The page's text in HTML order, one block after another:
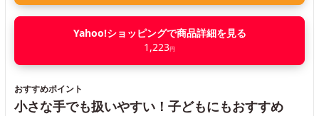
Yahoo!ショッピングで商品詳細を見る
1,223円
おすすめポイント
小さな手でも扱いやすい！子どもにもおすすめ